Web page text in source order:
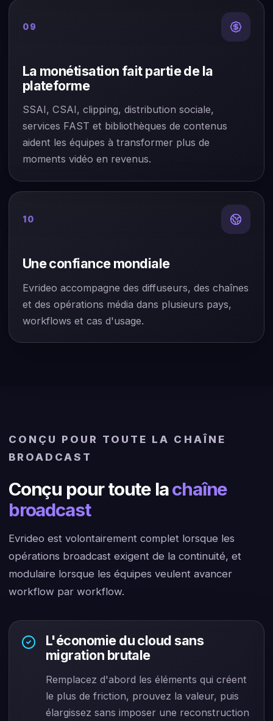
09
La monétisation fait partie de la
plateforme
SSAI, CSAI, clipping, distribution sociale,
services FAST et bibliothèques de contenus
aident les équipes à transformer plus de
moments vidéo en revenus.
10
Une confiance mondiale
Evrideo accompagne des diffuseurs, des chaînes
et des opérations média dans plusieurs pays,
workflows et cas d'usage.
CONÇU POUR TOUTE LA CHAÎNE
BROADCAST
Conçu pour toute lachaîne
broadcast
Evrideo est volontairement complet lorsque les
opérations broadcast exigent de la continuité, et
modulaire lorsque les équipes veulent avancer
workflow par workflow.
L'économie du cloud sans
migration brutale
Remplacez d'abord les éléments qui créent
le plus de friction, prouvez la valeur, puis
élargissez sans imposer une reconstruction